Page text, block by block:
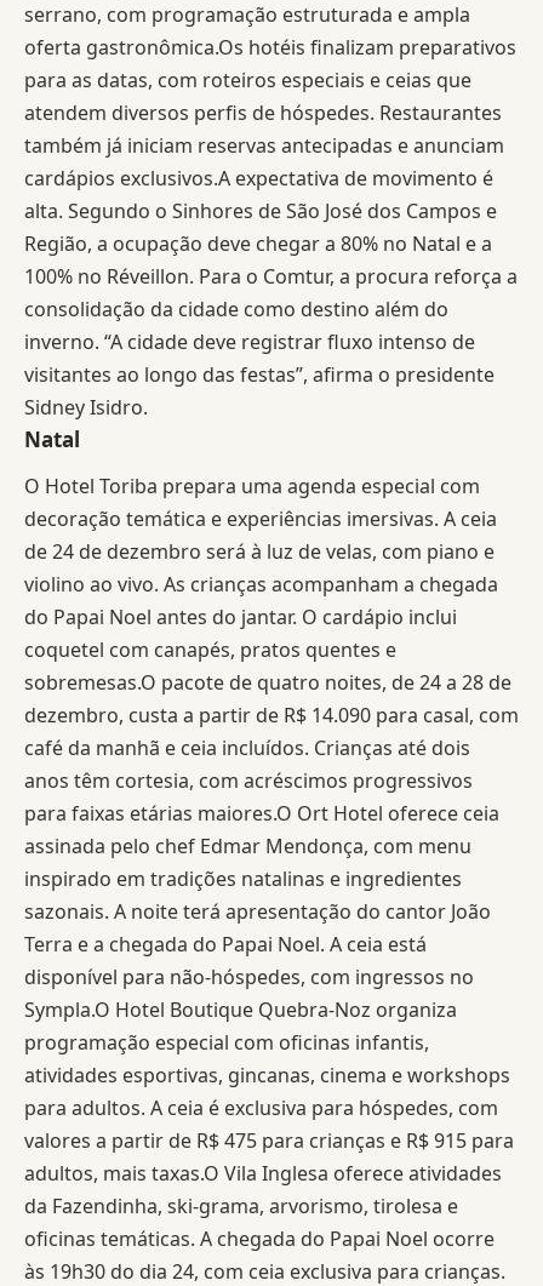
serrano, com programação estruturada e ampla
oferta gastronômica.Os hotéis finalizam preparativos
para as datas, com roteiros especiais e ceias que
atendem diversos perfis de hóspedes. Restaurantes
também já iniciam reservas antecipadas e anunciam
cardápios exclusivos.A expectativa de movimento é
alta. Segundo o Sinhores de São José dos Campos e
Região, a ocupação deve chegar a 80% no Natal e a
100% no Réveillon. Para o Comtur, a procura reforça a
consolidação da cidade como destino além do
inverno. “A cidade deve registrar fluxo intenso de
visitantes ao longo das festas”, afirma o presidente
Sidney Isidro.
Natal
O Hotel Toriba prepara uma agenda especial com
decoração temática e experiências imersivas. A ceia
de 24 de dezembro será à luz de velas, com piano e
violino ao vivo. As crianças acompanham a chegada
do Papai Noel antes do jantar. O cardápio inclui
coquetel com canapés, pratos quentes e
sobremesas.O pacote de quatro noites, de 24 a 28 de
dezembro, custa a partir de R$ 14.090 para casal, com
café da manhã e ceia incluídos. Crianças até dois
anos têm cortesia, com acréscimos progressivos
para faixas etárias maiores.O Ort Hotel oferece ceia
assinada pelo chef Edmar Mendonça, com menu
inspirado em tradições natalinas e ingredientes
sazonais. A noite terá apresentação do cantor João
Terra e a chegada do Papai Noel. A ceia está
disponível para não-hóspedes, com ingressos no
Sympla.O Hotel Boutique Quebra-Noz organiza
programação especial com oficinas infantis,
atividades esportivas, gincanas, cinema e workshops
para adultos. A ceia é exclusiva para hóspedes, com
valores a partir de R$ 475 para crianças e R$ 915 para
adultos, mais taxas.O Vila Inglesa oferece atividades
da Fazendinha, ski-grama, arvorismo, tirolesa e
oficinas temáticas. A chegada do Papai Noel ocorre
às 19h30 do dia 24, com ceia exclusiva para crianças.